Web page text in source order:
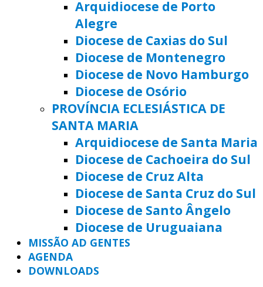
Arquidiocese de Porto
Alegre
Diocese de Caxias do Sul
Diocese de Montenegro
Diocese de Novo Hamburgo
Diocese de Osório
PROVÍNCIA ECLESIÁSTICA DE
SANTA MARIA
Arquidiocese de Santa Maria
Diocese de Cachoeira do Sul
Diocese de Cruz Alta
Diocese de Santa Cruz do Sul
Diocese de Santo Ângelo
Diocese de Uruguaiana
MISSÃO AD GENTES
AGENDA
DOWNLOADS